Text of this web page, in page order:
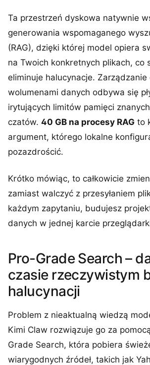
Ta przestrzeń dyskowa natywnie
generowania wspomaganego
(RAG), dzięki której model opiera
na Twoich konkretnych plikach, co
eliminuje halucynacje. Zarządzanie
wolumenami danych odbywa się
irytujących limitów pamięci
czatów. 40 GB na procesy RAG to
argument, którego lokalne
pozazdrościć.
Krótko mówiąc, to całkowicie
zamiast walczyć z przesyłaniem
każdym zapytaniu, budujesz
danych w jednej karcie
Pro-Grade Search –
czasie rzeczywistym
halucynacji
Problem z nieaktualną wiedzą
Kimi Claw rozwiązuje go za
Grade Search, która pobiera
wiarygodnych źródeł, takich jak